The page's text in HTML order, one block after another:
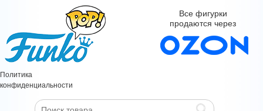
Политика
конфиденциальности
Все фигурки
продаются через